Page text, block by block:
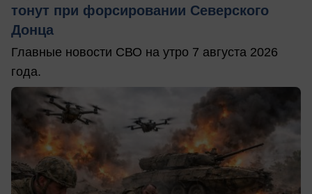
тонут при форсировании Северского
Донца
Главные новости СВО на утро 7 августа 2026
года.